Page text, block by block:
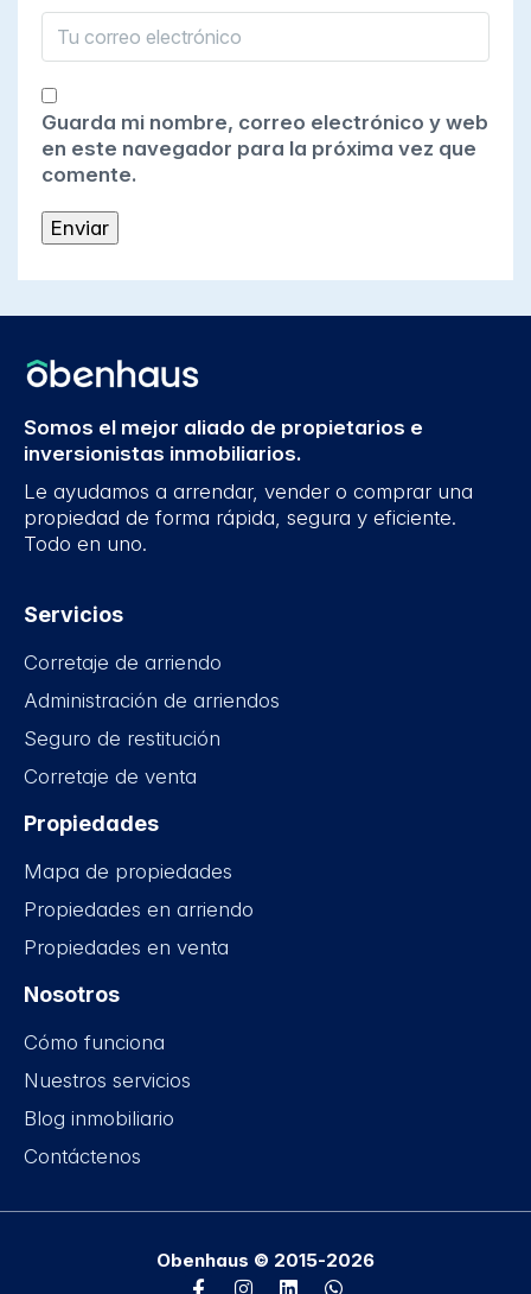
Guarda mi nombre, correo electrónico y web
en este navegador para la próxima vez que
comente.
Somos el mejor aliado de propietarios e
inversionistas inmobiliarios.
Le ayudamos a arrendar, vender o comprar una
propiedad de forma rápida, segura y eficiente.
Todo en uno.
Servicios
Corretaje de arriendo
Administración de arriendos
Seguro de restitución
Corretaje de venta
Propiedades
Mapa de propiedades
Propiedades en arriendo
Propiedades en venta
Nosotros
Cómo funciona
Nuestros servicios
Blog inmobiliario
Contáctenos
Obenhaus © 2015-2026